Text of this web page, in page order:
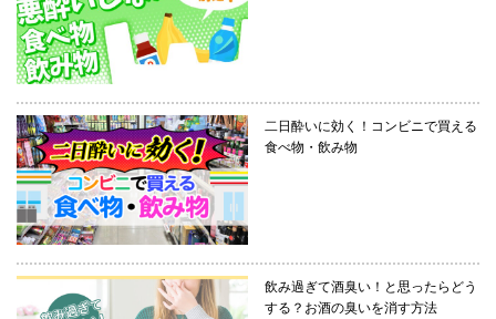
二日酔いに効く！コンビニで買える
食べ物・飲み物
飲み過ぎて酒臭い！と思ったらどう
する？お酒の臭いを消す方法